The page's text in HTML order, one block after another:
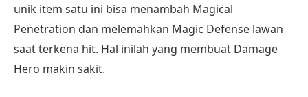
unik item satu ini bisa menambah Magical
Penetration dan melemahkan Magic Defense lawan
saat terkena hit. Hal inilah yang membuat Damage
Hero makin sakit.